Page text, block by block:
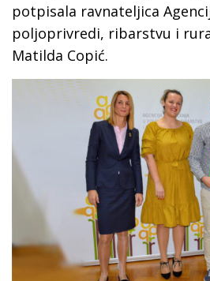
potpisala ravnateljica
poljoprivredi, ribarstvu i
Matilda Copić.